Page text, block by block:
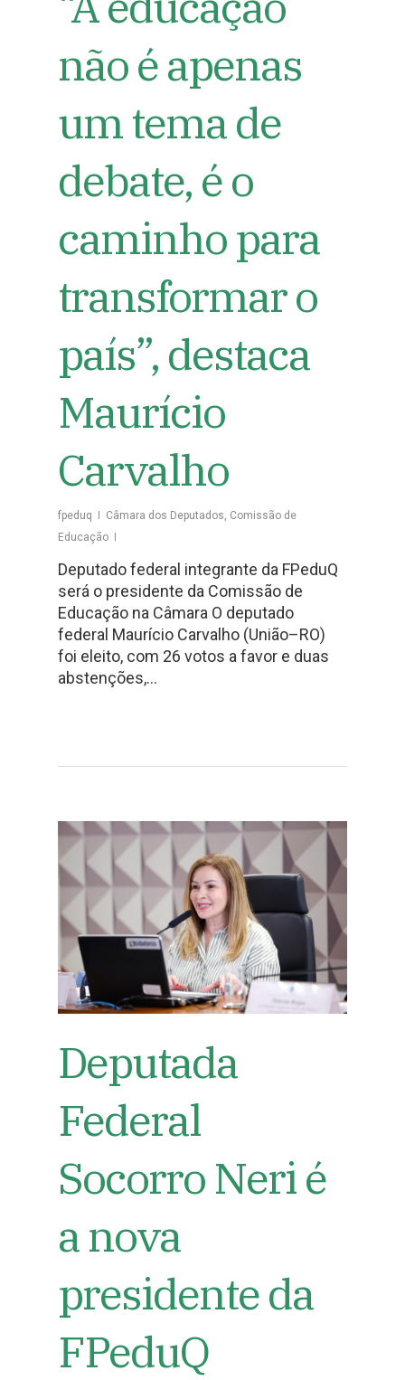
não é apenas
um tema de
debate, é o
caminho para
transformar o
país”, destaca
Maurício
Carvalho
fpeduq Câmara dos Deputados, Comissão de
Educação
Deputado federal integrante da FPeduQ
será o presidente da Comissão de
Educação na Câmara O deputado
federal Maurício Carvalho (União–RO)
foi eleito, com 26 votos a favor e duas
abstenções,…
Deputada
Federal
Socorro Neri é
a nova
presidente da
FPeduQ